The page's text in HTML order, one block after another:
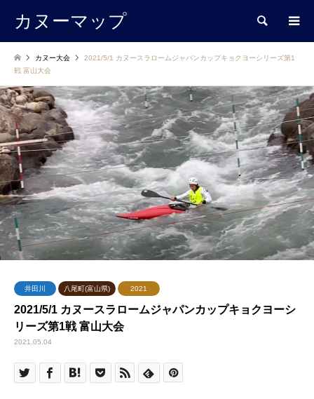
カヌーマップ 検索
カヌー大会
2021/5/1 カヌースラロームジャパンカップキョクヨーシリーズ第1
戦 富山大会
井田川 八尾町(富山県) 2021
2021/5/1 カヌースラロームジャパンカップキョクヨーシ
リーズ第1戦 富山大会
2021.05.04